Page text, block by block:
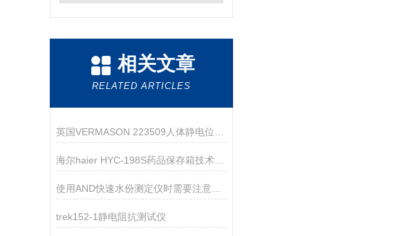
相关文章
RELATED ARTICLES
海尔haier HYC-198S药品保存箱技术参数
使用AND快速水份测定仪时需要注意的事项
trek152-1静电阻抗测试仪